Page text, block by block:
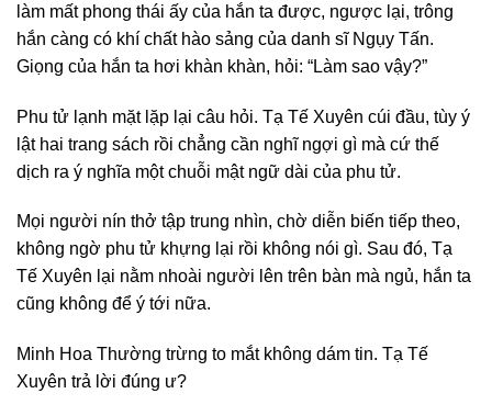
làm mất phong thái ấy của hắn ta được, ngược lại, trông
hắn càng có khí chất hào sảng của danh sĩ Ngụy Tấn.
Giọng của hắn ta hơi khàn khàn, hỏi: “Làm sao vậy?”
Phu tử lạnh mặt lặp lại câu hỏi. Tạ Tế Xuyên cúi đầu, tùy ý
lật hai trang sách rồi chẳng cần nghĩ ngợi gì mà cứ thế
dịch ra ý nghĩa một chuỗi mật ngữ dài của phu tử.
Mọi người nín thở tập trung nhìn, chờ diễn biến tiếp theo,
không ngờ phu tử khựng lại rồi không nói gì. Sau đó, Tạ
Tế Xuyên lại nằm nhoài người lên trên bàn mà ngủ, hắn ta
cũng không để ý tới nữa.
Minh Hoa Thường trừng to mắt không dám tin. Tạ Tế
Xuyên trả lời đúng ư?